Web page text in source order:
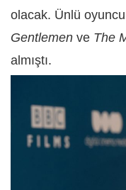
olacak. Ünlü
Gentlemen ve The
almıştı.